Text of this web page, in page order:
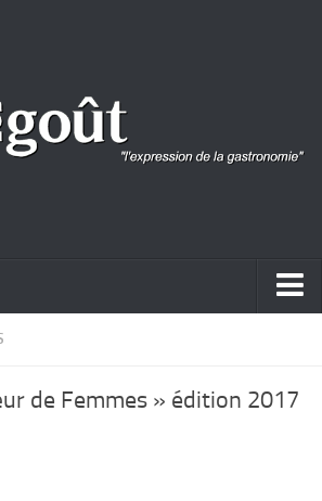
de Femmes » édition 2017